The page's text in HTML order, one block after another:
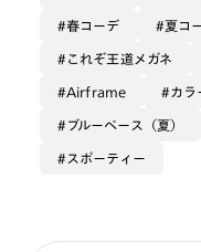
春コーデ 夏コ
これぞ王道メガネ
Airframe カラ
ブルーベース（夏）
スポーティー